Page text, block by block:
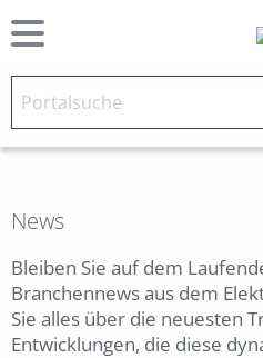
News
Bleiben Sie auf dem
Branchennews aus dem
Sie alles über die neuesten
Entwicklungen, die diese